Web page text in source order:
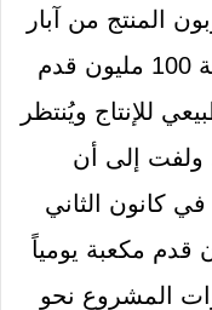
المنتج من آبار
100 مليون قدم
للإنتاج ويُنتظر
ولفت إلى أن
كانون الثاني
قدم مكعبة يومياً
المشروع نحو